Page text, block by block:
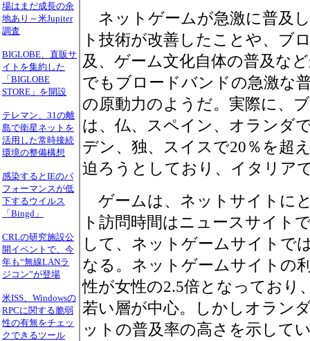
場はまだ成長の余
地あり～米Jupiter
調査
BIGLOBE、直販サ
イトを集約した
「BIGLOBE
STORE」を開設
テレマン、31の離
島で衛星ネットを
活用した常時接続
環境の整備構想
感染するとIEのパ
フォーマンスが低
下するウイルス
「Bingd」
CRLの研究施設公
開イベントで、今
年も“無線LANラ
ジコン”が登場
米ISS、Windowsの
RPCに関する脆弱
性の有無をチェッ
クできるツール
ネットゲームが急激に普及
ト技術が改善したことや、ブ
及、ゲーム文化自体の普及な
でもブロードバンドの急激な
の原動力のようだ。実際に、
は、仏、スペイン、オランダ
デン、独、スイスで20％を超
迫ろうとしており、イタリア
ゲームは、ネットサイトに
ト訪問時間はニュースサイト
して、ネットゲームサイトで
なる。ネットゲームサイトの
性が女性の2.5倍となっており
若い層が中心。しかしオラン
ットの普及率の高さを示して